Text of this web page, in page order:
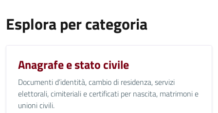
Esplora per categoria
Anagrafe e stato civile
Documenti d’identità, cambio di residenza, servizi
elettorali, cimiteriali e certificati per nascita, matrimoni e
unioni civili.